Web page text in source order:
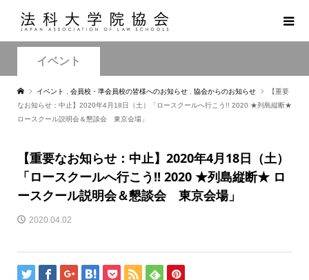
イベント
イベント 会員校・準会員校の皆様へのお知らせ 協会からのお知らせ
【重要
なお知らせ：中止】2020年4月18日（土）「ロースクールへ行こう!! 2020 ★列島縦断★
ロースクール説明会＆懇談会 東京会場」
【重要なお知らせ：中止】2020年4月18日（土）
「ロースクールへ行こう!! 2020 ★列島縦断★ ロ
ースクール説明会＆懇談会 東京会場」
2020.04.02